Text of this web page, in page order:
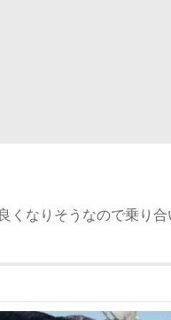
くなりそうなので乗り